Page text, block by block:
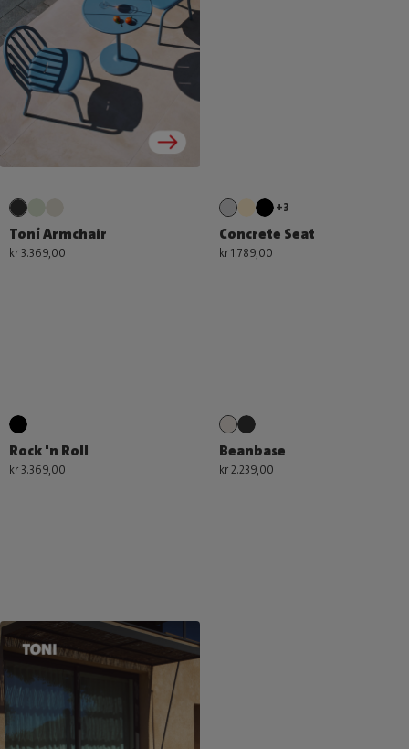
Toní Armchair
kr 3.369,00
+3
Concrete Seat
kr 1.789,00
Rock 'n Roll
kr 3.369,00
Beanbase
kr 2.239,00